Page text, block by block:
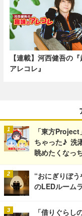
【連載】河西健吾の
アレコレ』
「東方
ちゃった♪ 洗
眺めたくなっ
“おにぎりぼ
のLEDルーム
「借りぐらし